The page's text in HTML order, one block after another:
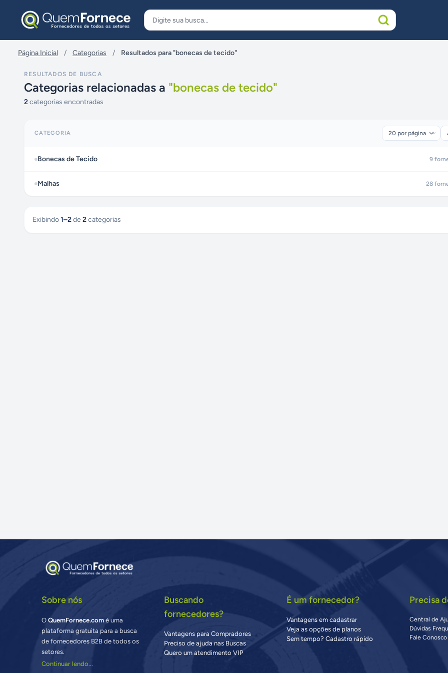
Página Inicial / Categorias / Resultados para "bonecas de tecido"
RESULTADOS DE BUSCA
Categorias relacionadas a "bonecas de tecido"
2categorias encontradas
CATEGORIA
Bonecas de Tecido 9
Malhas 28
Exibindo1–2de 2categorias
Sobre nós
OQuemFornece.com é uma
plataforma gratuita para a busca
de fornecedores B2B de todos os
setores.
Continuar lendo...
Buscando
fornecedores?
Vantagens para Compradores
Preciso de ajuda nas Buscas
Quero um atendimento VIP
É um fornecedor?
Vantagens em cadastrar
Veja as opções de planos
Sem tempo? Cadastro rápido
Precisa
Central de
Dúvidas
Fale Conosco